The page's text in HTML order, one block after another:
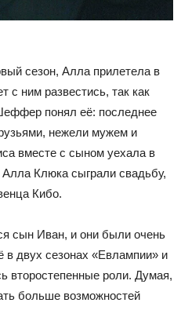
сезон, Алла прилетела в
с ним развестись, так как
понял её: последнее
нежели мужем и
вместе с сыном уехала в
Клюка сыграли свадьбу,
Кибо.
сын Иван, и они были очень
двух сезонах «Евлампии» и
второстепенные роли. Думая,
больше возможностей